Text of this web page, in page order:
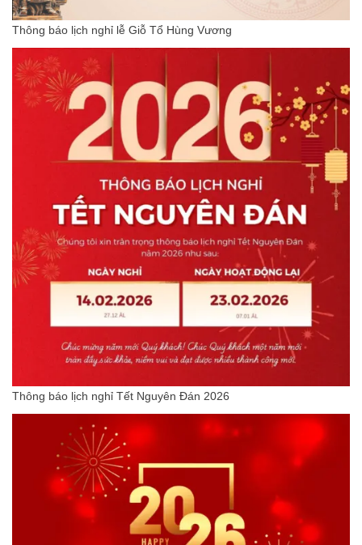
Thông báo lịch nghỉ lễ Giỗ Tổ Hùng Vương
Thông báo lịch nghỉ Tết Nguyên Đán 2026